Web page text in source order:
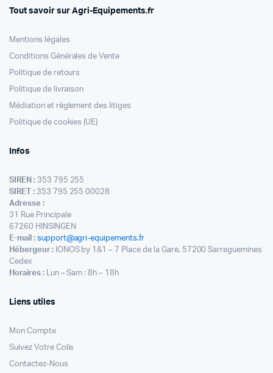
510,00 €.
Tout savoir sur Agri-Equipements.fr
Mentions légales
Conditions Générales de Vente
Politique de retours
Politique de livraison
Médiation et règlement des litiges
Politique de cookies (UE)
Infos
SIREN :353 795 255
SIRET :353 795 255 00028
Adresse :
31 Rue Principale
67260 HINSINGEN
E-mail : support@agri-equipements.fr
Hébergeur :IONOS by 1&1 – 7 Place de la Gare, 57200 Sarreguemines
Cedex
Horaires :Lun – Sam : 8h – 18h
Liens utiles
Mon Compte
Suivez Votre Colis
Contactez-Nous